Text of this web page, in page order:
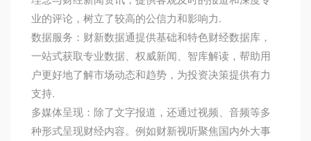
业的评论，树立了较高的公信力和影响力.
数据服务：财新数据通提供基础和特色财经数据库，
一站式获取专业数据、权威新闻、智库解读，帮助用
户更好地了解市场动态和趋势，为投资决策提供有力
支持.
多媒体呈现：除了文字报道，还通过视频、音频等多
种形式呈现财经内容。例如财新视听聚焦国内外大事